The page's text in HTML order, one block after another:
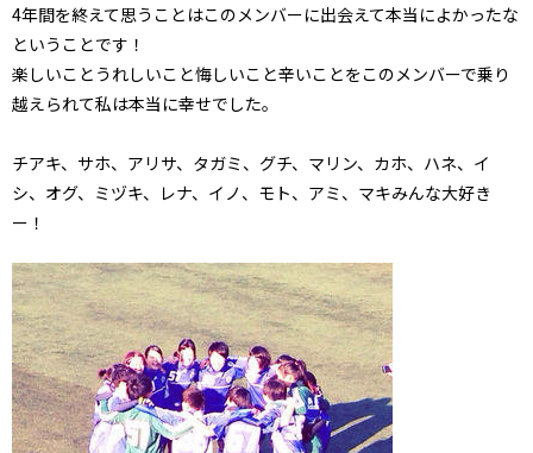
4年間を終えて思うことはこのメンバーに出会えて本当によかったな
ということです！
楽しいことうれしいこと悔しいこと辛いことをこのメンバーで乗り
越えられて私は本当に幸せでした。
チアキ、サホ、アリサ、タガミ、グチ、マリン、カホ、ハネ、イ
シ、オグ、ミヅキ、レナ、イノ、モト、アミ、マキみんな大好き
ー！